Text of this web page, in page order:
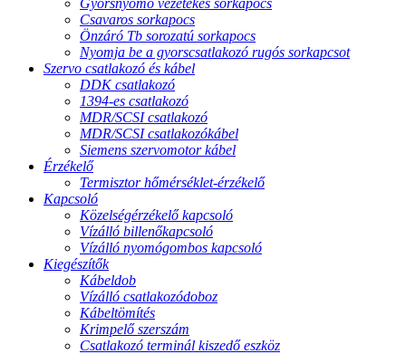
Csavaros sorkapocs
Önzáró Tb sorozatú sorkapocs
Nyomja be a gyorscsatlakozó rugós sorkapcsot
Szervo csatlakozó és kábel
DDK csatlakozó
1394-es csatlakozó
MDR/SCSI csatlakozó
MDR/SCSI csatlakozókábel
Siemens szervomotor kábel
Érzékelő
Termisztor hőmérséklet-érzékelő
Kapcsoló
Közelségérzékelő kapcsoló
Vízálló billenőkapcsoló
Vízálló nyomógombos kapcsoló
Kiegészítők
Kábeldob
Vízálló csatlakozódoboz
Kábeltömítés
Krimpelő szerszám
Csatlakozó terminál kiszedő eszköz